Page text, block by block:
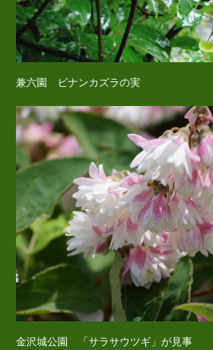
兼六園 ビナンカズラの実
金沢城公園 「サラサウツギ」が見事